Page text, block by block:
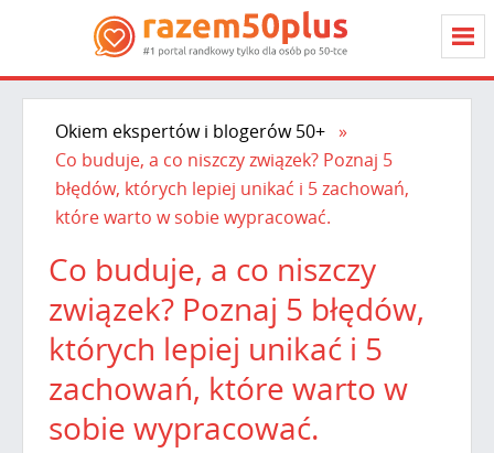
Okiem ekspertów i blogerów 50+
Co buduje, a co niszczy związek? Poznaj 5
błędów, których lepiej unikać i 5 zachowań,
które warto w sobie wypracować.
Co buduje, a co niszczy
związek? Poznaj 5 błędów,
których lepiej unikać i 5
zachowań, które warto w
sobie wypracować.